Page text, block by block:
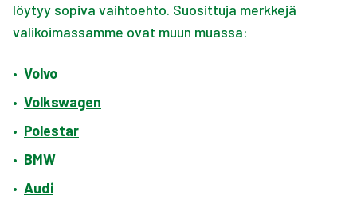
löytyy sopiva vaihtoehto. Suosittuja merkkejä
valikoimassamme ovat muun muassa:
• Volvo
• Volkswagen
• Polestar
• BMW
• Audi